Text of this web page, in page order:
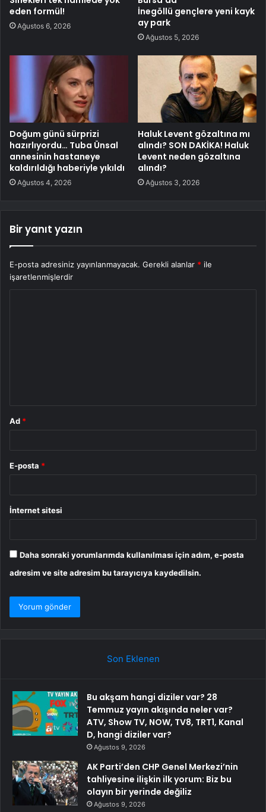
eden formül!
Ağustos 6, 2026
İnegöllü gençlere yeni kayk
ay park
Ağustos 5, 2026
Doğum günü sürprizi
hazırlıyordu… Tuba Ünsal
annesinin hastaneye
kaldırıldığı haberiyle yıkıldı
Ağustos 4, 2026
Haluk Levent gözaltına mı
alındı? SON DAKİKA! Haluk
Levent neden gözaltına
alındı?
Ağustos 3, 2026
Bir yanıt yazın
E-posta adresiniz yayınlanmayacak. Gerekli alanlar * ile
işaretlenmişlerdir
Ad *
E-posta *
İnternet sitesi
Daha sonraki yorumlarımda kullanılması için adım, e-posta
adresim ve site adresim bu tarayıcıya kaydedilsin.
Son Eklenen
Bu akşam hangi diziler var? 28
Temmuz yayın akışında neler var?
ATV, Show TV, NOW, TV8, TRT1, Kanal
D, hangi diziler var?
Ağustos 9, 2026
AK Parti’den CHP Genel Merkezi’nin
tahliyesine ilişkin ilk yorum: Biz bu
olayın bir yerinde değiliz
Ağustos 9, 2026